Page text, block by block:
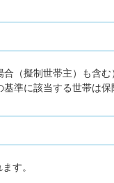
（擬制世帯主）も含
準に該当する世帯は保
す。